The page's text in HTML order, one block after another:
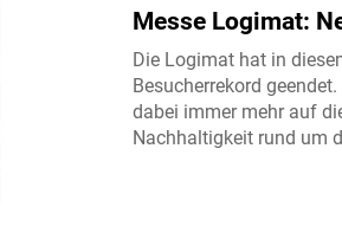
Messe Logimat:
Die Logimat hat in
Besucherrekord
dabei immer mehr auf
Nachhaltigkeit rund um